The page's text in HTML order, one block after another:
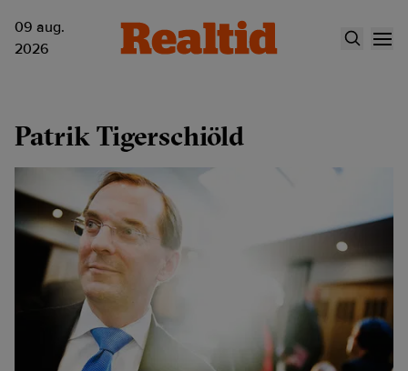
09 aug.
2026
Patrik Tigerschiöld